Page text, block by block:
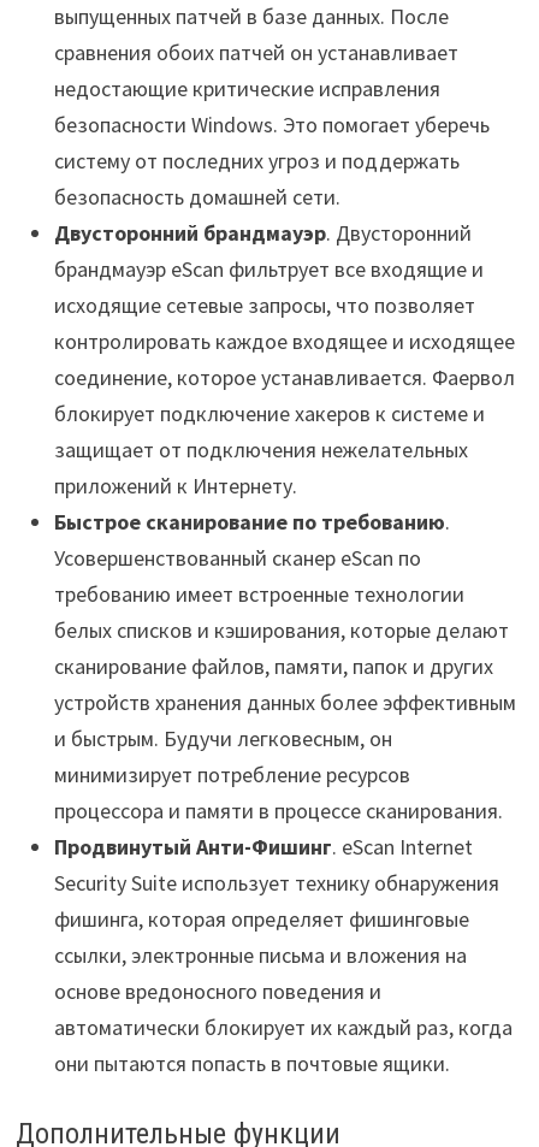
выпущенных патчей в базе данных. После
сравнения обоих патчей он устанавливает
недостающие критические исправления
безопасности Windows. Это помогает уберечь
систему от последних угроз и поддержать
безопасность домашней сети.
Двусторонний брандмауэр. Двусторонний
брандмауэр eScan фильтрует все входящие и
исходящие сетевые запросы, что позволяет
контролировать каждое входящее и исходящее
соединение, которое устанавливается. Фаервол
блокирует подключение хакеров к системе и
защищает от подключения нежелательных
приложений к Интернету.
Быстрое сканирование по требованию.
Усовершенствованный сканер eScan по
требованию имеет встроенные технологии
белых списков и кэширования, которые делают
сканирование файлов, памяти, папок и других
устройств хранения данных более эффективным
и быстрым. Будучи легковесным, он
минимизирует потребление ресурсов
процессора и памяти в процессе сканирования.
Продвинутый Анти-Фишинг. eScan Internet
Security Suite использует технику обнаружения
фишинга, которая определяет фишинговые
ссылки, электронные письма и вложения на
основе вредоносного поведения и
автоматически блокирует их каждый раз, когда
они пытаются попасть в почтовые ящики.
Дополнительные функции